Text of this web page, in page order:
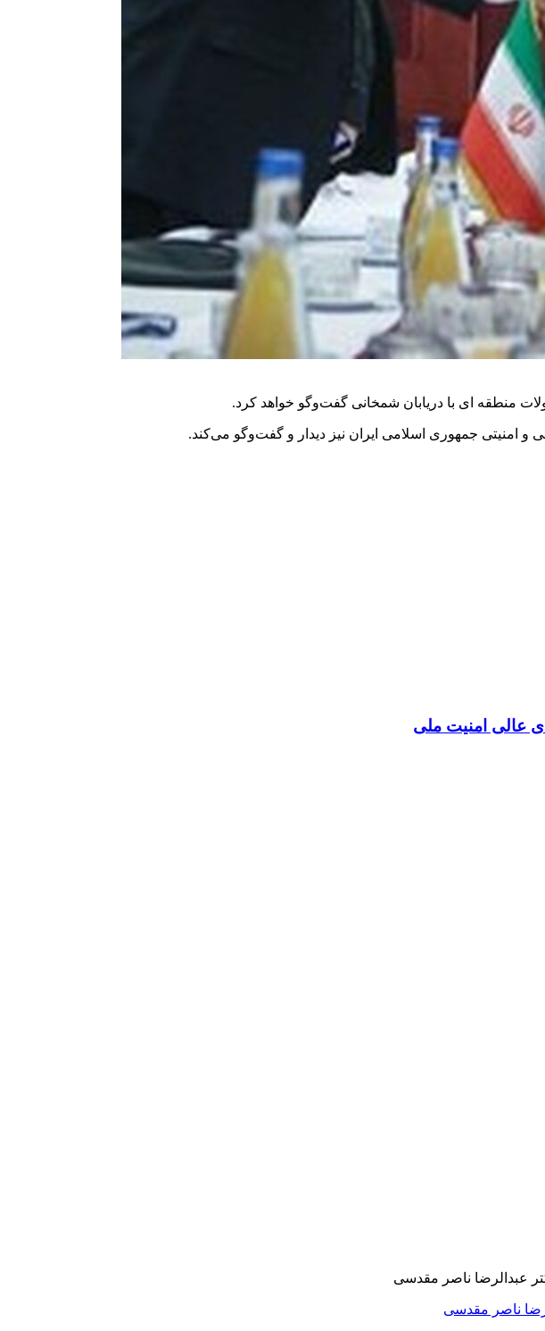
منطقه ای با دریابان شمخانی گفت‌وگو خواهد کرد.
امنیتی جمهوری اسلامی ایران نیز دیدار و گفت‌وگو می‌کند.
عالی امنیت ملی
ناصر مقدسی